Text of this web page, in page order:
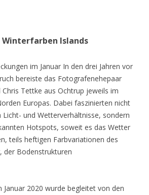
Islands
im Januar In den drei Jahren vor
bereiste das Fotografenehepaar
Tettke aus Ochtrup jeweils im
Europas. Dabei faszinierten nicht
Licht- und Wetterverhältnisse, sondern
Hotspots, soweit es das Wetter
teils heftigen Farbvariationen des
der Bodenstrukturen
Januar 2020 wurde begleitet von den